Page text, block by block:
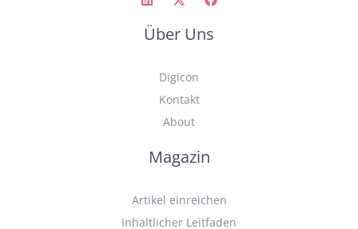
Über Uns
Digicon
Kontakt
About
Magazin
Artikel einreichen
Inhaltlicher Leitfaden